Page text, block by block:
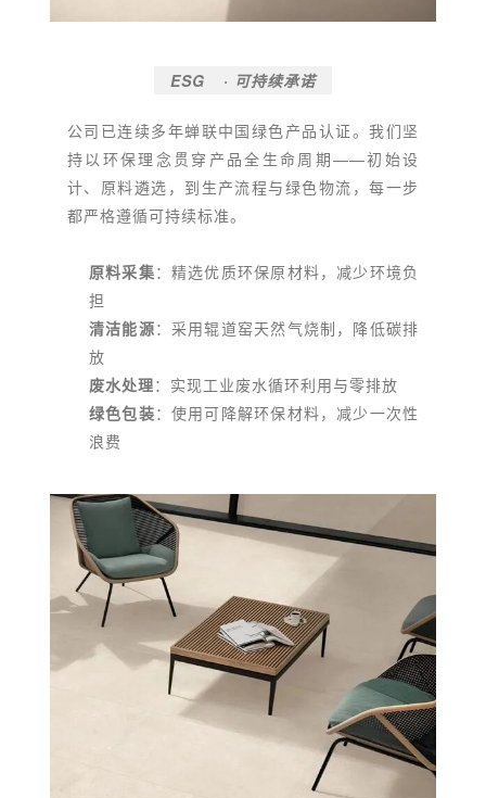
ESG · 可持续承诺
公司已连续多年蝉联中国绿色产品认证。我们坚
持以环保理念贯穿产品全生命周期——初始设
计、原料遴选，到生产流程与绿色物流，每一步
都严格遵循可持续标准。
原料采集：精选优质环保原材料，减少环境负
担
清洁能源：采用辊道窑天然气烧制，降低碳排
放
废水处理：实现工业废水循环利用与零排放
绿色包装：使用可降解环保材料，减少一次性
浪费